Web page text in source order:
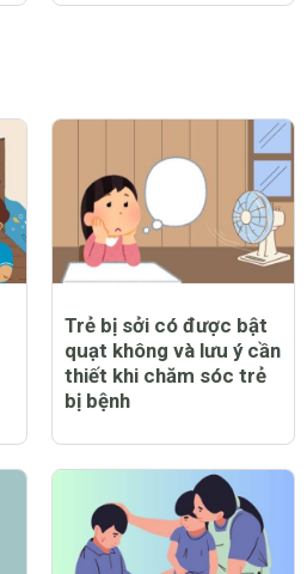
Trẻ bị sởi có được bật
quạt không và lưu ý cần
thiết khi chăm sóc trẻ
bị bệnh